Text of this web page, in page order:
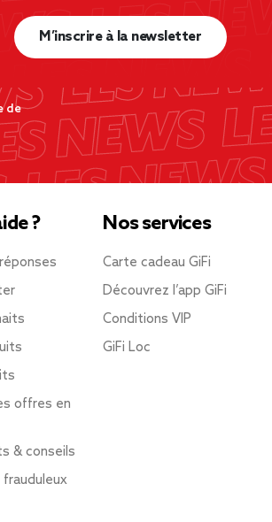
de
M’inscrire à la newsletter
?
offres en
& conseils
Nos services
Carte cadeau GiFi
Découvrez l’app GiFi
Conditions VIP
GiFi Loc